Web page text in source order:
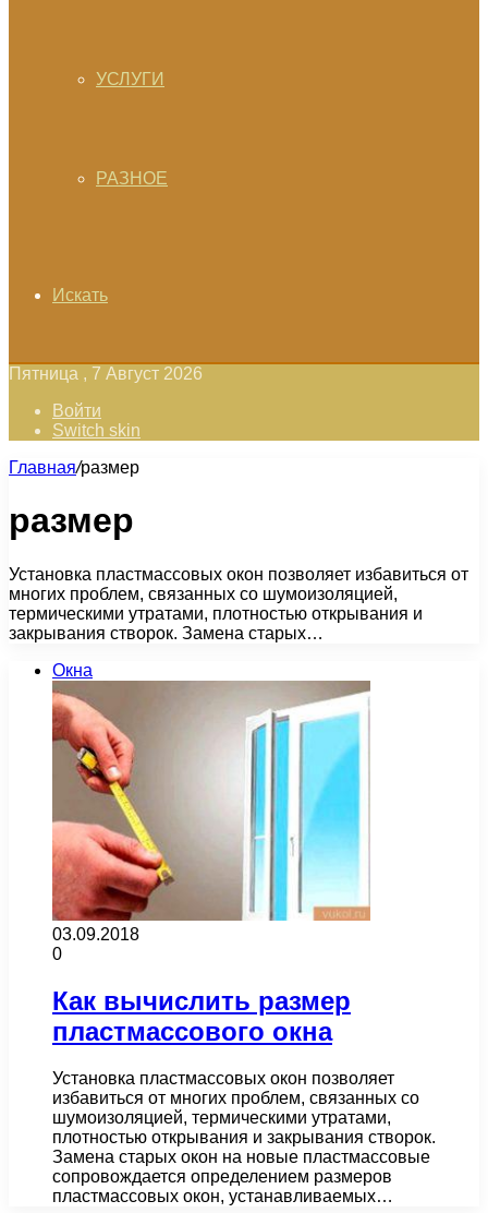
УСЛУГИ
РАЗНОЕ
Искать
Пятница , 7 Август 2026
Войти
Switch skin
Главная/размер
размер
Установка пластмассовых окон позволяет избавиться от
многих проблем, связанных со шумоизоляцией,
термическими утратами, плотностью открывания и
закрывания створок. Замена старых…
Окна
03.09.2018
0
Как вычислить размер
пластмассового окна
Установка пластмассовых окон позволяет
избавиться от многих проблем, связанных со
шумоизоляцией, термическими утратами,
плотностью открывания и закрывания створок.
Замена старых окон на новые пластмассовые
сопровождается определением размеров
пластмассовых окон, устанавливаемых…